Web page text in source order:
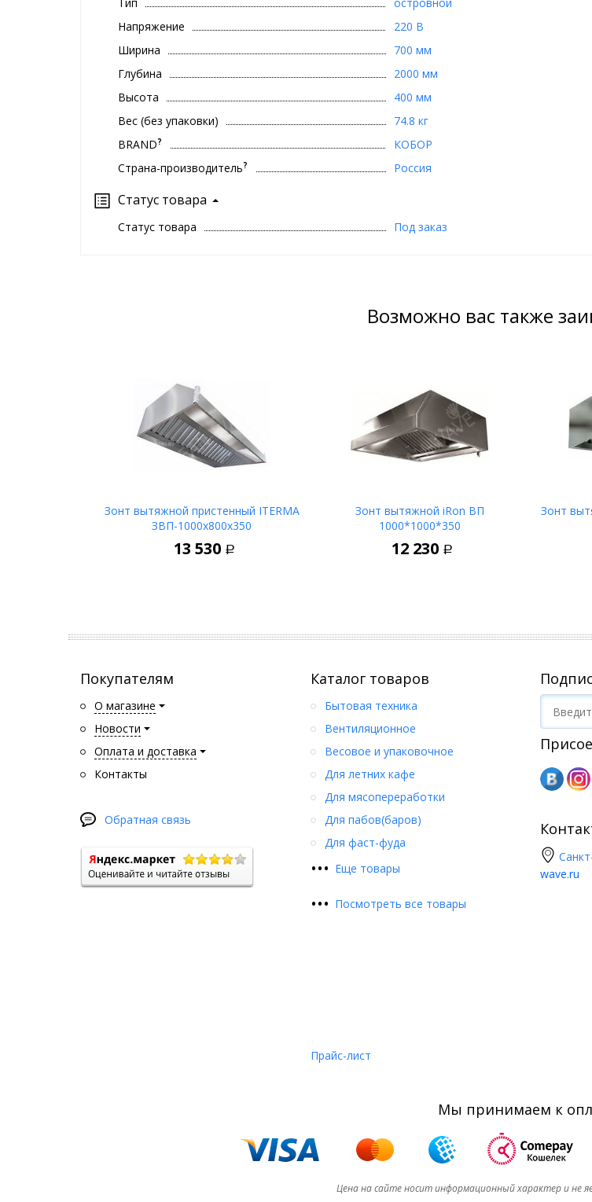
Напряжение
220 В
Ширина
700 мм
Глубина
2000 мм
Высота
400 мм
Вес (без упаковки)
74.8 кг
BRAND?
КОБОР
Страна-производитель? Россия
Статус товара
Статус товара Под заказ
Возможно вас также
Зонт вытяжной пристенный ITERMA
ЗВП-1000х800х350
13 530 Р
Зонт вытяжной iRon ВП
1000*1000*350
12 230 Р
Зонт
Покупателям
О магазине
Новости
Оплата и доставка
Контакты
Обратная связь
Каталог товаров
••• Еще товары
Бытовая техника
Вентиляционное
Весовое и упаковочное
Для летних кафе
Для мясопереработки
Для пабов(баров)
Для фаст-фуда
••• Посмотреть все товары
Прайс-лист
wave.ru
Мы принимаем к
Цена на сайте носит информационный характер и не